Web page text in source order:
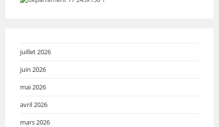
juillet 2026
juin 2026
mai 2026
avril 2026
mars 2026